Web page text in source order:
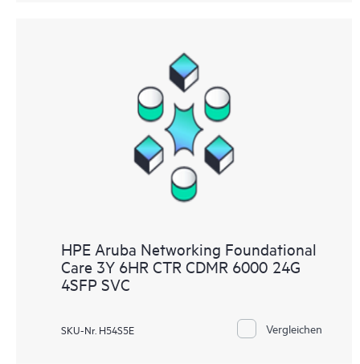
HPE Aruba Networking Foundational
Care 3Y 6HR CTR CDMR 6000 24G
4SFP SVC
SKU-Nr. H54S5E Vergleichen